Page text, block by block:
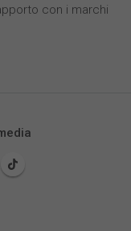
con i marchi